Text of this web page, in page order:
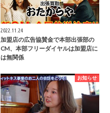
2022.11.24
加盟店の広告協賛金で本部出張部の
CM、本部フリーダイヤルは加盟店に
は無関係
お知らせ